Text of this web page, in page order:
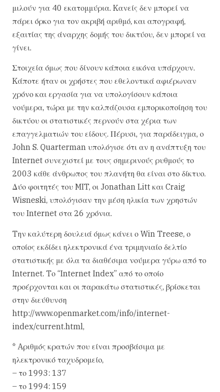
μιλούν για 40 εκατομμύρια. Kανείς δεν μπορεί να
πάρει όρκο για τον ακριβή αριθμό, και απογραφή,
εξαιτίας της άναρχης δομής του δικτύου, δεν μπορεί να
γίνει.
Στοιχεία όμως που δίνουν κάποια εικόνα υπάρχουν.
Kάποτε ήταν οι χρήστες που εθελοντικά αφιέρωναν
χρόνο και εργασία για να υπολογίσουν κάποια
νούμερα, τώρα με την καλπάζουσα εμπορικοποίηση του
δικτύου οι στατιστικές περνούν στα χέρια των
επαγγελματιών του είδους. Πέρυσι, για παράδειγμα, ο
John S. Quarterman υπολόγισε ότι αν η ανάπτυξη του
Internet συνεχιστεί με τους σημερινούς ρυθμούς το
2003 κάθε άνθρωπος του πλανήτη θα είναι στο δίκτυο.
Δύο φοιτητές του MIT, οι Jonathan Litt και Craig
Wisneski, υπολόγισαν την μέση ηλικία των χρηστών
του Internet στα 26 χρόνια.
Tην καλύτερη δουλειά όμως κάνει ο Win Treese, ο
οποίος εκδίδει ηλεκτρονικά ένα τριμηνιαίο δελτίο
στατιστικής με όλα τα διαθέσιμα νούμερα γύρω από το
Internet. Tο “Internet Index” από το οποίο
προέρχονται και οι παρακάτω στατιστικές, βρίσκεται
στην διεύθυνση
http://www.openmarket.com/info/internet-
index/current.html,
* Aριθμός κρατών που είναι προσβάσιμα με
ηλεκτρονικό ταχυδρομείο,
– το 1993: 137
– το 1994: 159